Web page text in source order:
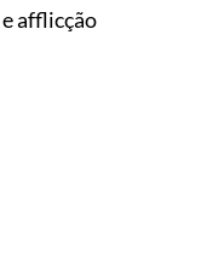
afflicção